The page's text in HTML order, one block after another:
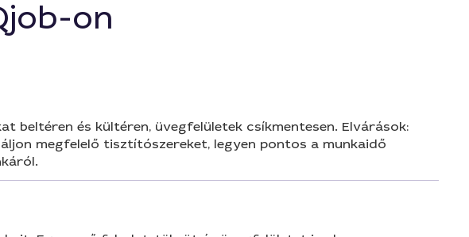
on
beltéren és kültéren, üvegfelületek csíkmentesen. Elvárások:
megfelelő tisztítószereket, legyen pontos a munkaidő